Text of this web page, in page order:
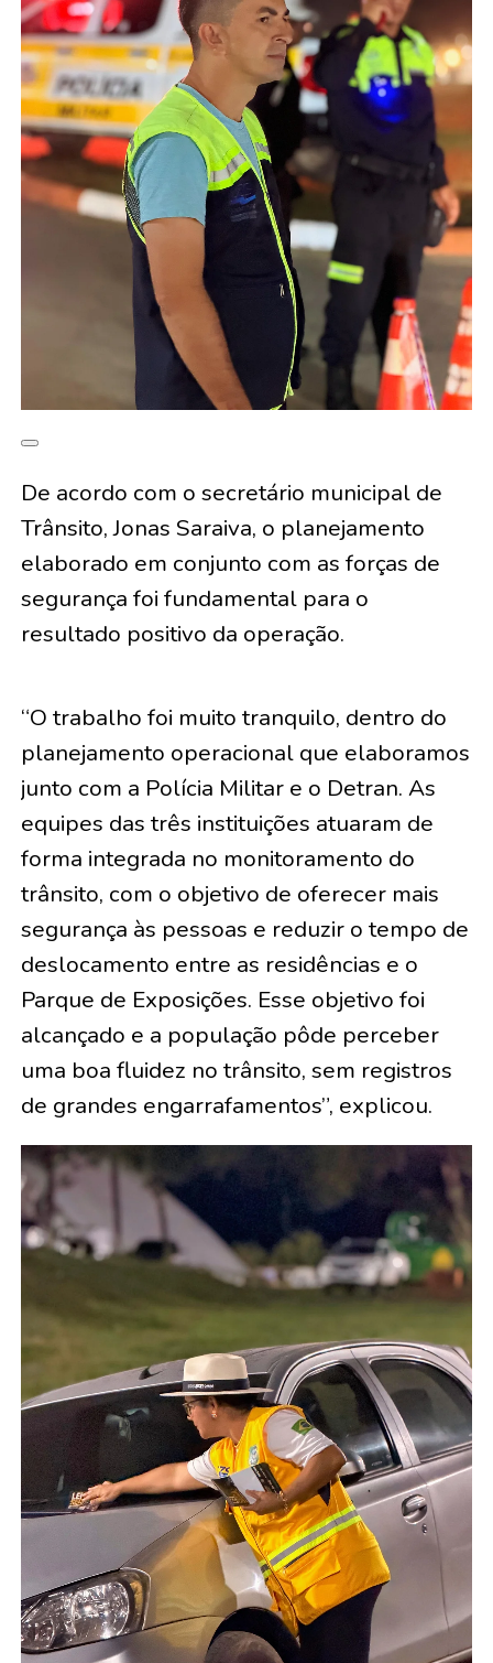
De acordo com o secretário municipal de
Trânsito, Jonas Saraiva, o planejamento
elaborado em conjunto com as forças de
segurança foi fundamental para o
resultado positivo da operação.
“O trabalho foi muito tranquilo, dentro do
planejamento operacional que elaboramos
junto com a Polícia Militar e o Detran. As
equipes das três instituições atuaram de
forma integrada no monitoramento do
trânsito, com o objetivo de oferecer mais
segurança às pessoas e reduzir o tempo de
deslocamento entre as residências e o
Parque de Exposições. Esse objetivo foi
alcançado e a população pôde perceber
uma boa fluidez no trânsito, sem registros
de grandes engarrafamentos”, explicou.